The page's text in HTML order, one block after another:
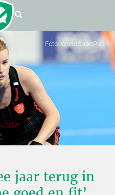
Foto: WorldSportPics
jaar terug in